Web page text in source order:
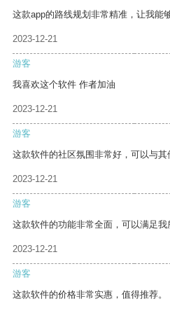
这款app的路线规划非常精准，让我能
2023-12-21
游客
我喜欢这个软件 作者加油
2023-12-21
游客
这款软件的社区氛围非常好，可以与其
2023-12-21
游客
这款软件的功能非常全面，可以满足我
2023-12-21
游客
这款软件的价格非常实惠，值得推荐。